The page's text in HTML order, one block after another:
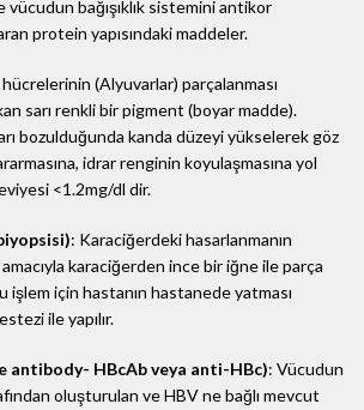
bağışıklık sistemini antikor
protein yapısındaki maddeler.
hücrelerinin (Alyuvarlar) parçalanması
sarı renkli bir pigment (boyar madde).
bozulduğunda kanda düzeyi yükselerek göz
idrar renginin koyulaşmasına yol
<1.2mg/dl dir.
: Karaciğerdeki hasarlanmanın
karaciğerden ince bir iğne ile parça
işlem için hastanın hastanede yatması
ile yapılır.
antibody- HBcAb veya anti-HBc): Vücudun
oluşturulan ve HBV ne bağlı mevcut